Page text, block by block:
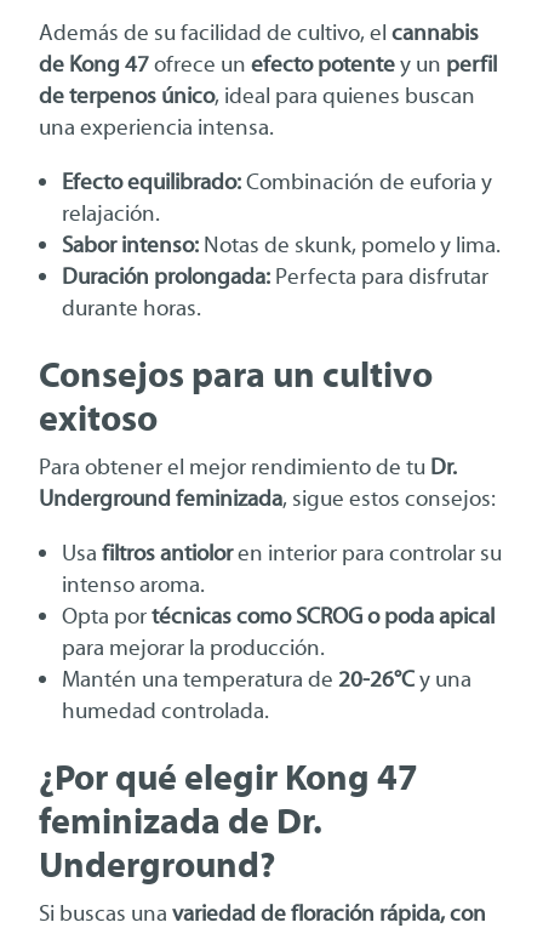
Además de su facilidad de cultivo, elcannabis
de Kong 47ofrece unefecto potentey un perfil
de terpenos único, ideal para quienes buscan
una experiencia intensa.
Efecto equilibrado:Combinación de euforia y
relajación.
Sabor intenso: Notas de skunk, pomelo y lima.
Duración prolongada: Perfecta para disfrutar
durante horas.
Consejos para un cultivo
exitoso
Para obtener el mejor rendimiento de tu Dr.
Underground feminizada, sigue estos consejos:
Usafiltros antioloren interior para controlar su
intenso aroma.
Opta portécnicas como SCROG o poda apical
para mejorar la producción.
Mantén una temperatura de20-26°Cy una
humedad controlada.
¿Por qué elegir Kong 47
feminizada de Dr.
Underground?
Si buscas unavariedad de floración rápida, con